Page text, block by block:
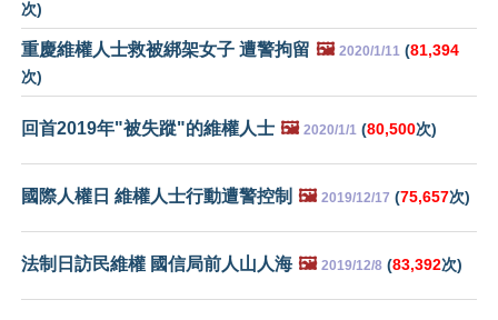
次)
重慶維權人士救被綁架女子 遭警拘留 🖼️ 2020/1/11 (81,394
次)
回首2019年"被失蹤"的維權人士 🖼️ 2020/1/1 (80,500次)
國際人權日 維權人士行動遭警控制 🖼️ 2019/12/17 (75,657次)
法制日訪民維權 國信局前人山人海 🖼️ 2019/12/8 (83,392次)